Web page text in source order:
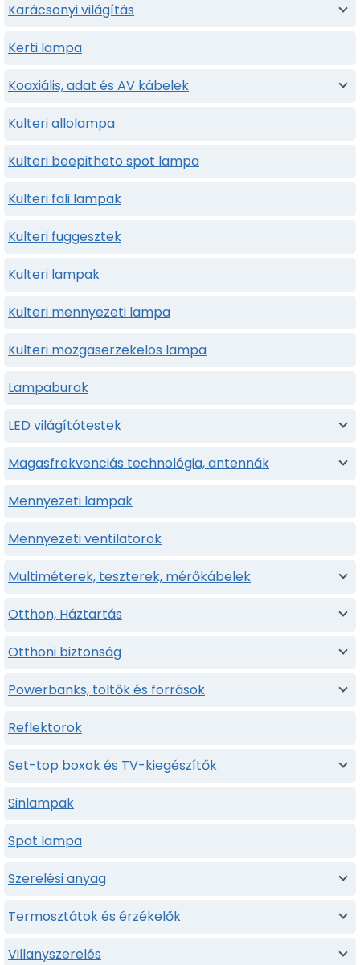
Karácsonyi világítás
Kerti lampa
Koaxiális, adat és AV kábelek
Kulteri allolampa
Kulteri beepitheto spot lampa
Kulteri fali lampak
Kulteri fuggesztek
Kulteri lampak
Kulteri mennyezeti lampa
Kulteri mozgaserzekelos lampa
Lampaburak
LED világítótestek
Magasfrekvenciás technológia, antennák
Mennyezeti lampak
Mennyezeti ventilatorok
Multiméterek, teszterek, mérőkábelek
Otthon, Háztartás
Otthoni biztonság
Powerbanks, töltők és források
Reflektorok
Set-top boxok és TV-kiegészítők
Sinlampak
Spot lampa
Szerelési anyag
Termosztátok és érzékelők
Villanyszerelés